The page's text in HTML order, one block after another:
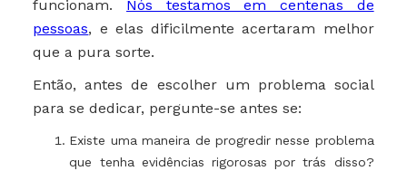
funcionam. Nós testamos em centenas de
pessoas, e elas dificilmente acertaram melhor
que a pura sorte.
Então, antes de escolher um problema social
para se dedicar, pergunte-se antes se:
Existe uma maneira de progredir nesse problema
que tenha evidências rigorosas por trás disso?